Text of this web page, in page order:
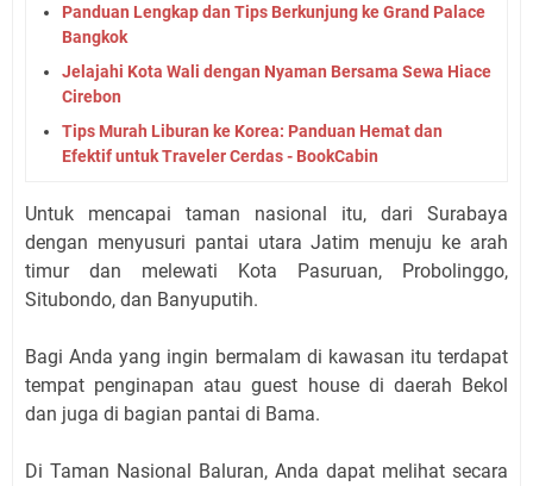
Panduan Lengkap dan Tips Berkunjung ke Grand Palace
Bangkok
Jelajahi Kota Wali dengan Nyaman Bersama Sewa Hiace
Cirebon
Tips Murah Liburan ke Korea: Panduan Hemat dan
Efektif untuk Traveler Cerdas - BookCabin
Untuk mencapai taman nasional itu, dari Surabaya
dengan menyusuri pantai utara Jatim menuju ke arah
timur dan melewati Kota Pasuruan, Probolinggo,
Situbondo, dan Banyuputih.
Bagi Anda yang ingin bermalam di kawasan itu terdapat
tempat penginapan atau guest house di daerah Bekol
dan juga di bagian pantai di Bama.
Di Taman Nasional Baluran, Anda dapat melihat secara